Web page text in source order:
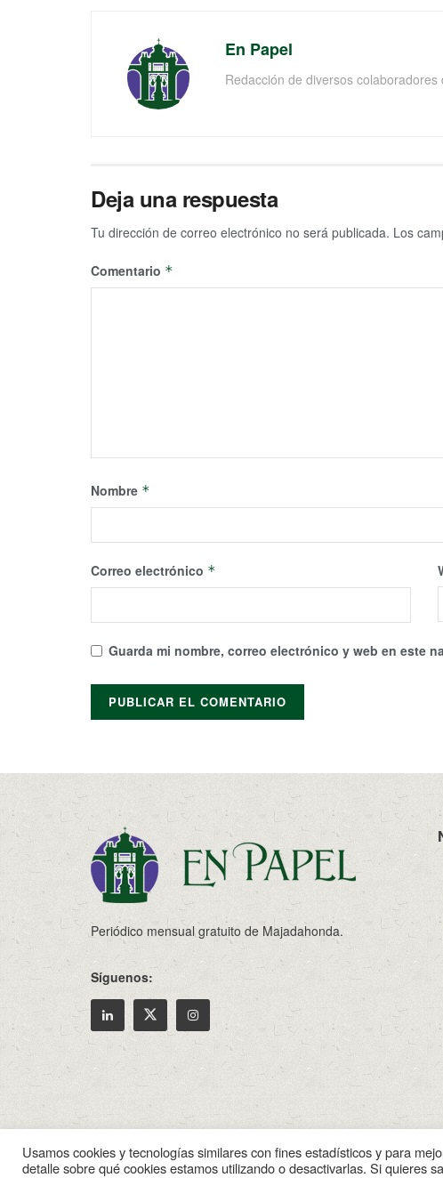
En Papel
Redacción de diversos colaboradores
Deja una respuesta
Tu dirección de correo electrónico no será publicada. Los
Comentario *
Nombre *
Correo electrónico *
Guarda mi nombre, correo electrónico y web en este
Periódico mensual gratuito de Majadahonda.
Síguenos:
© 2022Enpapel- Tu periodico de Madahonda.
Usamos cookies y tecnologías similares con fines estadísticos y para
detalle sobre qué cookies estamos utilizando o desactivarlas. Si quieres